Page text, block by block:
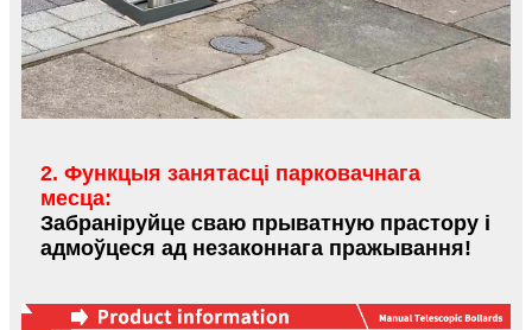
2. Функцыя занятасці парковачнага
месца:
Забраніруйце сваю прыватную прастору і
адмоўцеся ад незаконнага пражывання!